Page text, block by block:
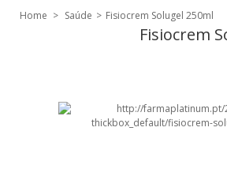
Home > Saúde > Fisiocrem Solugel 250ml
Fisiocrem